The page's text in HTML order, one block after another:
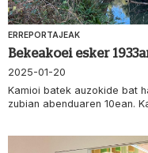
ERREPORTAJEAK
Bekeakoei esker
2025-01-20
Kamioi batek auzokide bat
zubian abenduaren 10ean.